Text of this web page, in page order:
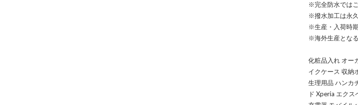
※完全防水では
※撥水加工は永
※生産・入荷時
※海外生産とな
化粧品入れ オー
イクケース 収納
生理用品 ハンカ
ド Xperia エク